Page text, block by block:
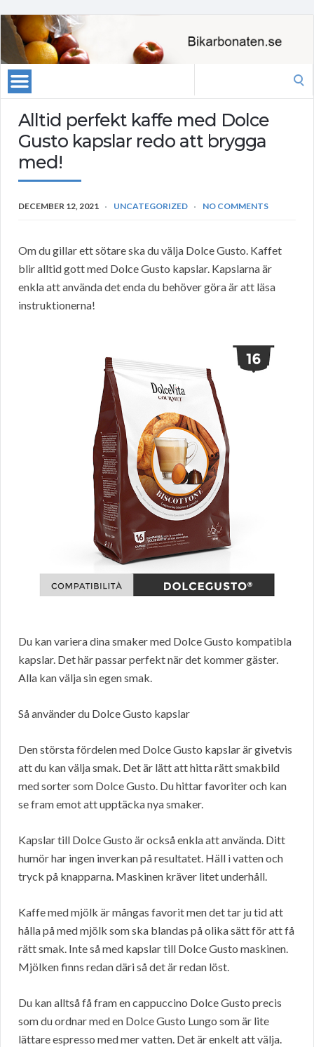
Alltid perfekt kaffe med Dolce
Gusto kapslar redo att brygga
med!
DECEMBER 12, 2021 UNCATEGORIZED NO COMMENTS
Om du gillar ett sötare ska du välja Dolce Gusto. Kaffet
blir alltid gott med Dolce Gusto kapslar. Kapslarna är
enkla att använda det enda du behöver göra är att läsa
instruktionerna!
Du kan variera dina smaker med Dolce Gusto kompatibla
kapslar. Det här passar perfekt när det kommer gäster.
Alla kan välja sin egen smak.
Så använder du Dolce Gusto kapslar
Den största fördelen med Dolce Gusto kapslar är givetvis
att du kan välja smak. Det är lätt att hitta rätt smakbild
med sorter som Dolce Gusto. Du hittar favoriter och kan
se fram emot att upptäcka nya smaker.
Kapslar till Dolce Gusto är också enkla att använda. Ditt
humör har ingen inverkan på resultatet. Häll i vatten och
tryck på knapparna. Maskinen kräver litet underhåll.
Kaffe med mjölk är mångas favorit men det tar ju tid att
hålla på med mjölk som ska blandas på olika sätt för att få
rätt smak. Inte så med kapslar till Dolce Gusto maskinen.
Mjölken finns redan däri så det är redan löst.
Du kan alltså få fram en cappuccino Dolce Gusto precis
som du ordnar med en Dolce Gusto Lungo som är lite
lättare espresso med mer vatten. Det är enkelt att välja.